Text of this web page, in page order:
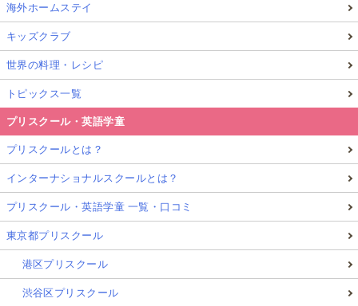
小学生の英検5級 勉強法【独学でも続く“毎日
10分”】家庭で回しやすい5ステップ
小学生の英検5級対策は、気合いで長時間やるより
も、迷わない手順を作って短時間で回す方が続きま
す。
おすすめの順番は次の5ステップです。
小学生向け：英検5級の学習手順（5ステップ）
単語・定番フレーズ（音声つきで「聞く→意味
→まね」）
基本文の型
ごと）
海外ホームステイ
キッズクラブ
世界の料理・レシピ
トピックス一覧
プリスクール・英語学童
プリスクールとは？
インターナショナルスクールとは？
プリスクール・英語学童 一覧・口コミ
東京都プリスクール
港区プリスクール
渋谷区プリスクール